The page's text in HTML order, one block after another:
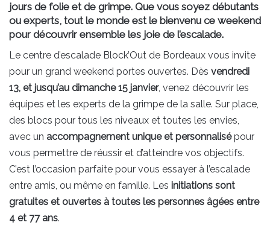
jours de folie et de grimpe. Que vous soyez débutants
ou experts, tout le monde est le bienvenu ce weekend
pour découvrir ensemble les joie de l’escalade.
Le centre d’escalade Block’Out de Bordeaux vous invite
pour un grand weekend portes ouvertes. Dès vendredi
13, et jusqu’au dimanche 15 janvier, venez découvrir les
équipes et les experts de la grimpe de la salle. Sur place,
des blocs pour tous les niveaux et toutes les envies,
avec un accompagnement unique et personnalisépour
vous permettre de réussir et d’atteindre vos objectifs.
C’est l’occasion parfaite pour vous essayer à l’escalade
entre amis, ou même en famille. Les initiations sont
gratuites et ouvertes à toutes les personnes âgées entre
4 et 77 ans.